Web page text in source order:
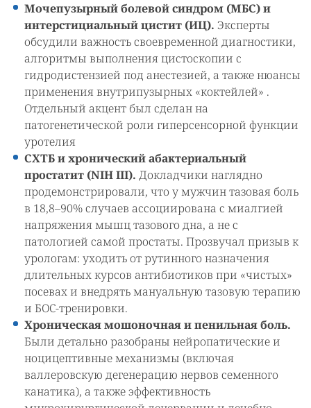
Мочепузырный болевой синдром (МБС) и
интерстициальный цистит (ИЦ). Эксперты
обсудили важность своевременной диагностики,
алгоритмы выполнения цистоскопии с
гидродистензией под анестезией, а также нюансы
применения внутрипузырных «коктейлей» .
Отдельный акцент был сделан на
патогенетической роли гиперсенсорной функции
уротелия
СХТБ и хронический абактериальный
простатит (NIH III). Докладчики наглядно
продемонстрировали, что у мужчин тазовая боль
в 18,8–90% случаев ассоциирована с миалгией
напряжения мышц тазового дна, а не с
патологией самой простаты. Прозвучал призыв к
урологам: уходить от рутинного назначения
длительных курсов антибиотиков при «чистых»
посевах и внедрять мануальную тазовую терапию
и БОС-тренировки.
Хроническая мошоночная и пенильная боль.
Были детально разобраны нейропатические и
ноцицептивные механизмы (включая
валлеровскую дегенерацию нервов семенного
канатика), а также эффективность